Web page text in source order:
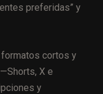
preferidas” y
cortos y
X e
y